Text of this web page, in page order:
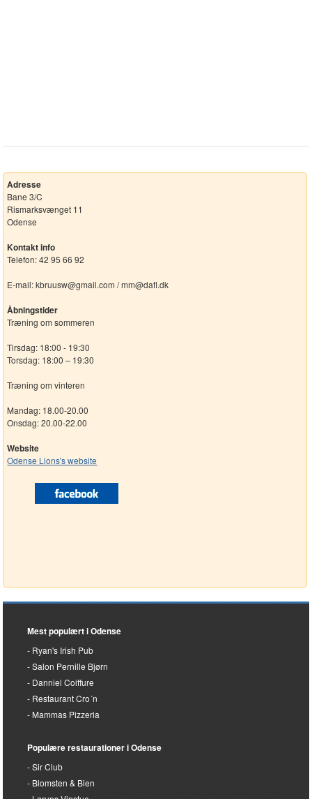
Adresse
Bane 3/C
Rismarksvænget 11
Odense
Kontakt info
Telefon: 42 95 66 92
E-mail: kbruusw@gmail.com / mm@dafl.dk
Åbningstider
Træning om sommeren
Tirsdag: 18:00 - 19:30
Torsdag: 18:00 – 19:30
Træning om vinteren
Mandag: 18.00-20.00
Onsdag: 20.00-22.00
Website
Odense Lions's website
Mest populært i Odense
Ryan's Irish Pub
Salon Pernille Bjørn
Danniel Coiffure
Restaurant Cro´n
Mammas Pizzeria
Populære restaurationer i Odense
Sir Club
Blomsten & Bien